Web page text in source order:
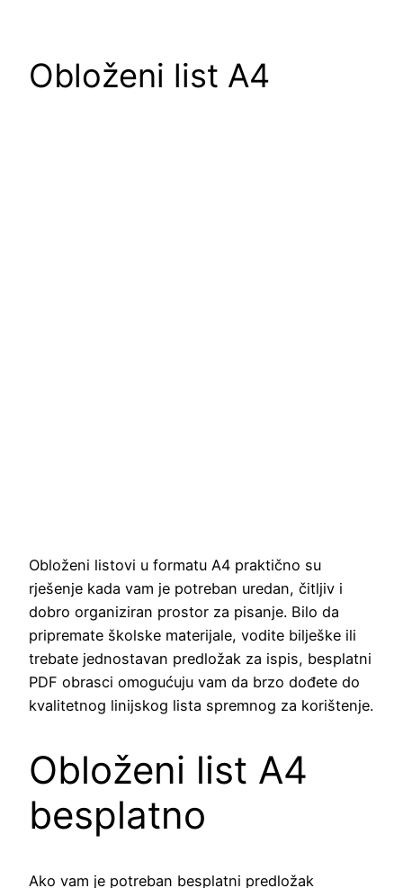
Obloženi list A4
Obloženi listovi u formatu A4 praktično su
rješenje kada vam je potreban uredan, čitljiv i
dobro organiziran prostor za pisanje. Bilo da
pripremate školske materijale, vodite bilješke ili
trebate jednostavan predložak za ispis, besplatni
PDF obrasci omogućuju vam da brzo dođete do
kvalitetnog linijskog lista spremnog za korištenje.
Obloženi list A4
besplatno
Ako vam je potreban besplatni predložak